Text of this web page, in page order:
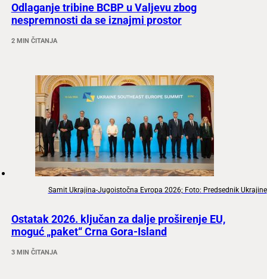
Odlaganje tribine BCBP u Valjevu zbog
nespremnosti da se iznajmi prostor
2 MIN ČITANJA
Samit Ukrajina-Jugoistočna Evropa 2026; Foto: Predsednik Ukrajine
Ostatak 2026. ključan za dalje proširenje EU,
moguć „paket“ Crna Gora-Island
3 MIN ČITANJA